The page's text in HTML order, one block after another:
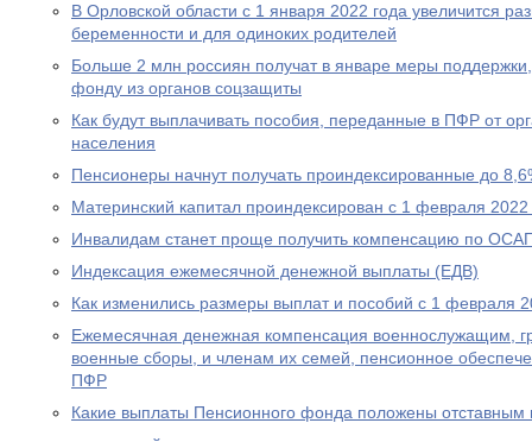
В Орловской области с 1 января 2022 года увеличится
беременности и для одиноких родителей
Больше 2 млн россиян получат в январе меры
фонду из органов соцзащиты
Как будут выплачивать пособия, переданные в ПФР от
населения
Пенсионеры начнут получать проиндексированные до
Материнский капитал проиндексирован с 1 февраля 2022
Инвалидам станет проще получить компенсацию по
Индексация ежемесячной денежной выплаты (ЕДВ)
Как изменились размеры выплат и пособий с 1 февраля
Ежемесячная денежная компенсация военнослужащим,
военные сборы, и членам их семей, пенсионное
ПФР
Какие выплаты Пенсионного фонда положены